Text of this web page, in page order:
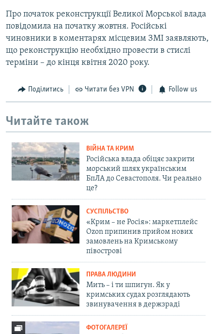
Про початок реконструкції Великої Морської влада
повідомила на початку жовтня. Російські
чиновники в коментарях місцевим ЗМІ заявляють,
що реконструкцію необхідно провести в стислі
терміни – до кінця квітня 2020 року.
Поділитись Читати без VPN Follow us
Читайте також
ВІЙНА ТА КРИМ
Російська влада обіцяє закрити
морський шлях українським
БпЛА до Севастополя. Чи реально
це?
СУСПІЛЬСТВО
«Крим – не Росія»: маркетплейс
Ozon припинив прийом нових
замовлень на Кримському
півострові
ПРАВА ЛЮДИНИ
Мить – і ти шпигун. Як у
кримських судах розглядають
звинувачення в держзраді
ФОТОГАЛЕРЕЇ